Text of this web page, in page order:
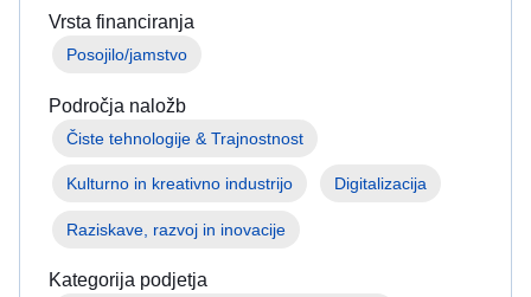
Vrsta financiranja
Posojilo/jamstvo
Področja naložb
Čiste tehnologije & Trajnostnost
Kulturno in kreativno industrijo Digitalizacija
Raziskave, razvoj in inovacije
Kategorija podjetja